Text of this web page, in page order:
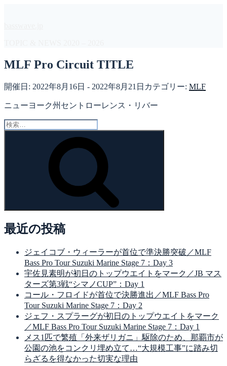
へ
キ
ッ
プ
MLF Pro Circuit TITLE
開催日: 2022年8月16日 - 2022年8月21日 カテゴリー: MLF
ニューヨーク州セントローレンス・リバー
検
最近の投稿
ジェイコブ・ウィーラーが首位で準決勝突破／MLF
Bass Pro Tour Suzuki Marine Stage 7：Day 3
宇佐見素明が初日のトップウエイトをマーク／JB マス
ターズ第3戦“シマノCUP”：Day 1
コール・フロイドが首位で決勝進出／MLF Bass Pro
Tour Suzuki Marine Stage 7：Day 2
ジェフ・スプラーグが初日のトップウエイトをマーク
／MLF Bass Pro Tour Suzuki Marine Stage 7：Day 1
メス1匹で繁殖「外来ザリガニ」駆除のため、那覇市が
公園の池をコンクリ埋め立て…“大規模工事”に踏み切
らざるを得なかった切実な理由